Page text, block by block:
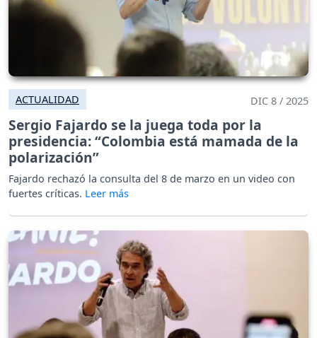
ACTUALIDAD DIC 8 / 2025
Sergio Fajardo se la juega toda por la
presidencia: “Colombia está mamada de la
polarización”
Fajardo rechazó la consulta del 8 de marzo en un video con
fuertes críticas.